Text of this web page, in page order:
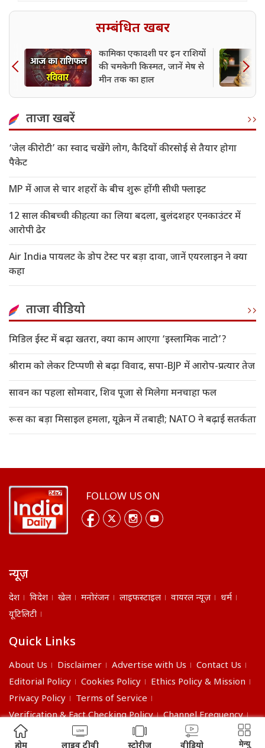
सम्बंधित खबर
कामिका एकादशी पर इन राशियों
की चमकेगी किस्मत, जानें मेष से
मीन तक का हाल
ताजा खबरें
‘जेल की रोटी’ का स्वाद चखेंगे लोग, कैदियों की रसोई से तैयार होगा
पैकेट
MP में आज से चार शहरों के बीच शुरू होंगी सीधी फ्लाइट
12 साल की बच्ची की हत्या का लिया बदला, बुलंदशहर एनकाउंटर में
आरोपी ढेर
Air India पायलट के डोप टेस्ट पर बड़ा दावा, जानें एयरलाइन ने क्या
कहा
ताजा वीडियो
मिडिल ईस्ट में बढ़ा खतरा, क्या काम आएगा ‘इस्लामिक नाटो’?
श्रीराम को लेकर टिप्पणी से बढ़ा विवाद, सपा-BJP में आरोप-प्रत्यार तेज
सावन का पहला सोमवार, शिव पूजा से मिलेगा मनचाहा फल
रूस का बड़ा मिसाइल हमला, यूक्रेन में तबाही; NATO ने बढ़ाई सतर्कता
FOLLOW US ON
न्यूज़
देश विदेश खेल मनोरंजन लाइफस्टाइल वायरल न्यूज़
धर्म
यूटिलिटी
Quick Links
About Us Disclaimer Advertise with Us
Contact Us
Editorial Policy
Cookies Policy
Ethics Policy & Mission
Privacy Policy
Terms of Service
Verification & Fact Checking Policy
Channel Frequency
©2026 India Daily. All right reserved. मेन्यु